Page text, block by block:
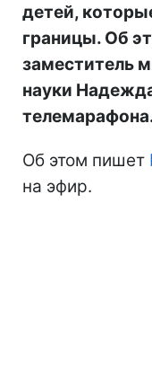
детей,
границы. Об
заместитель
науки
Об этом пишет
на эфир.